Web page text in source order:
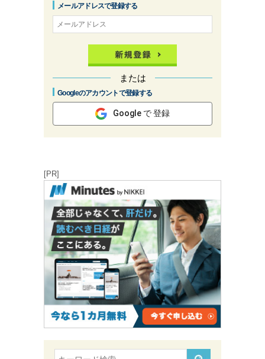
メールアドレスで登録する
または
Googleのアカウントで登録する
Google で 登録
[PR]